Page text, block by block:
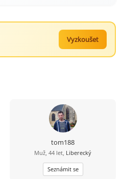
Vyzkoušet
tom188
Muž, 44 let, Liberecký
Seznámit se